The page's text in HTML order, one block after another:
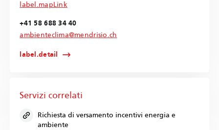
label.mapLink
+41 58 688 34 40
ambienteclima@mendrisio.ch
label.detail
Servizi correlati
Richiesta di versamento incentivi energia e
ambiente